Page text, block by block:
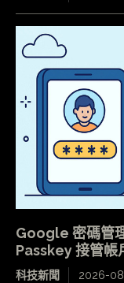
Google 密碼管
Passkey 接管帳
科技新聞 2026-